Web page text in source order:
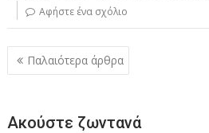
Αφήστε ένα σχόλιο
Πλοήγηση
άρθρων
Παλαιότερα άρθρα
Ακούστε ζωντανά